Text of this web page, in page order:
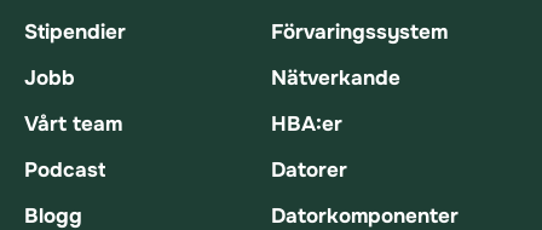
Stipendier
Jobb
Vårt team
Podcast
Blogg
Förvaringssystem
Nätverkande
HBA:er
Datorer
Datorkomponenter